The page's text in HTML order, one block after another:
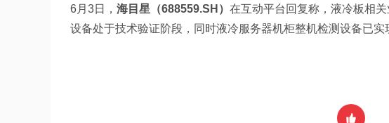
6月3日， 海目星（688559.SH） 在互动平台回复称，液冷板相
设备处于技术验证阶段，同时液冷服务器机柜整机检测设备已实